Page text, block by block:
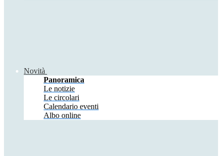
Novità
Panoramica
Le notizie
Le circolari
Calendario eventi
Albo online